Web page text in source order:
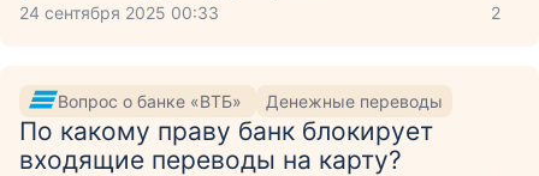
24 сентября 2025 00:33 2
Вопрос о банке «ВТБ» Денежные переводы
По какому праву банк блокирует
входящие переводы на карту?